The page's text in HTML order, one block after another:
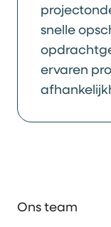
snelle
ervaren
Ons team